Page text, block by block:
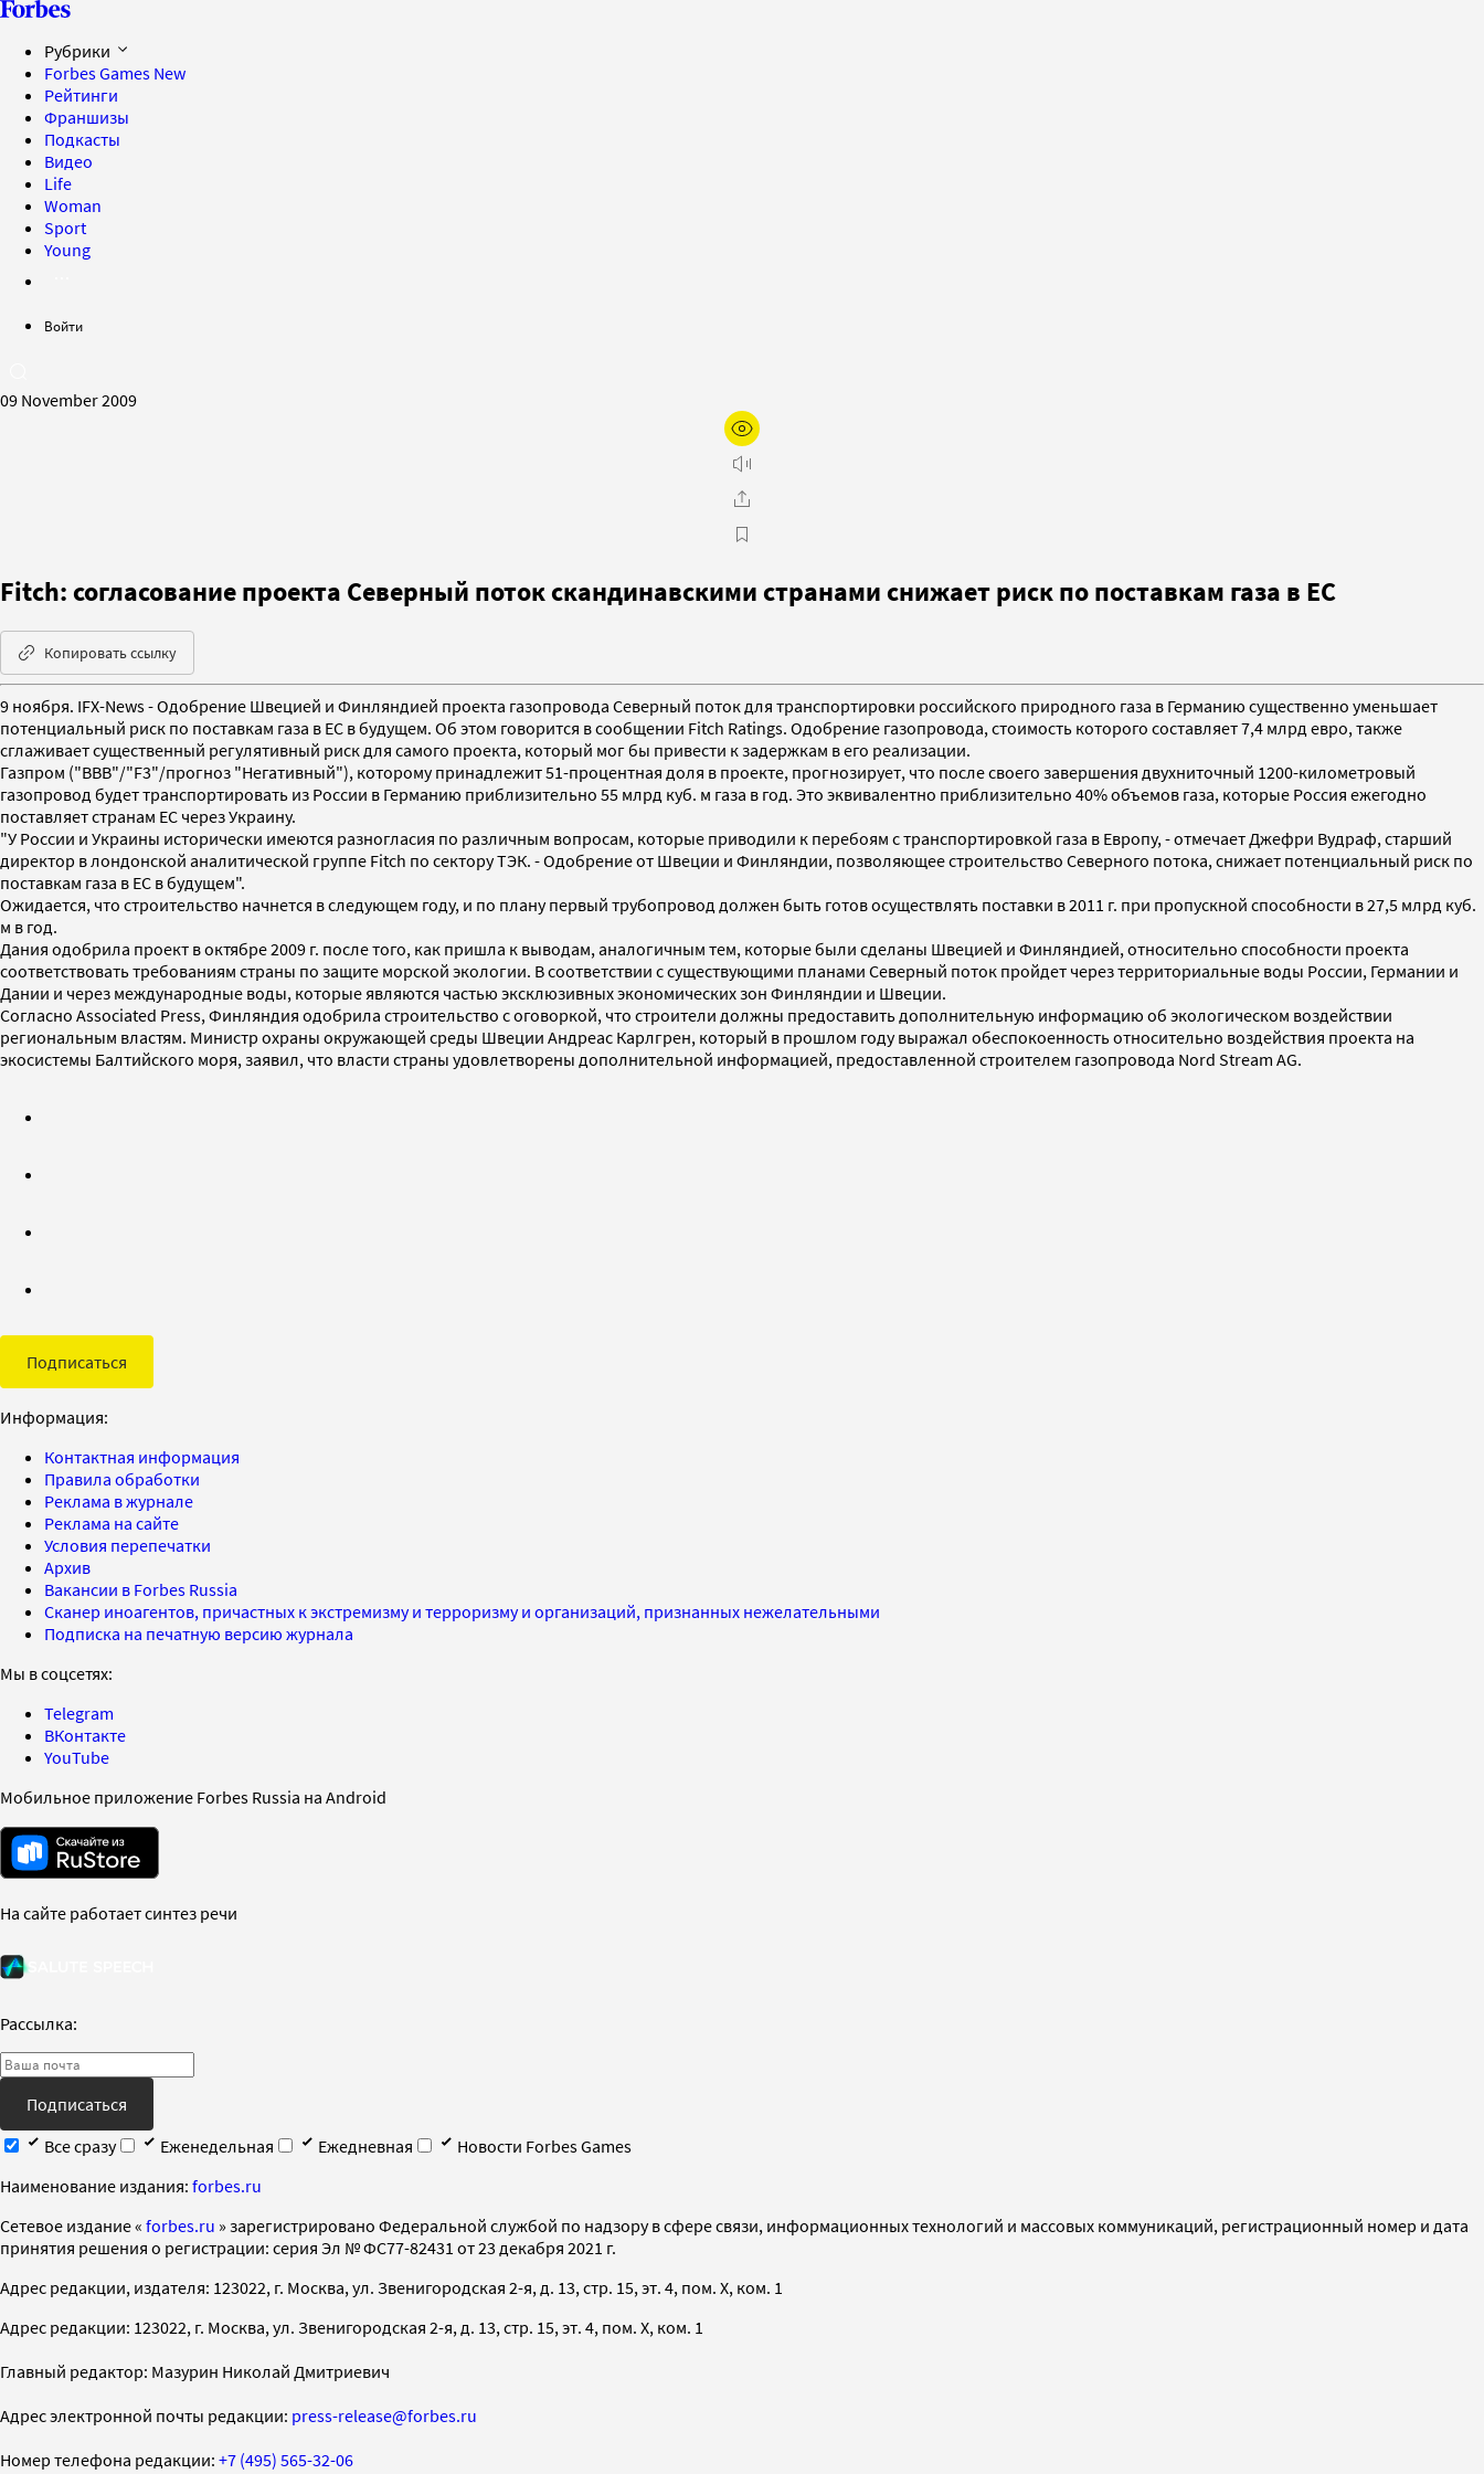
Рубрики
Forbes Games New
Рейтинги
Франшизы
Подкасты
Видео
Life
Woman
Sport
Young
Войти
09 November 2009
Fitch: согласование проекта Северный поток скандинавскими странами снижает риск по поставкам газа в ЕС
Копировать ссылку
9 ноября. IFX-News - Одобрение Швецией и Финляндией проекта газопровода Северный поток для транспортировки российского природного газа в Германию существенно уменьшает
потенциальный риск по поставкам газа в ЕС в будущем. Об этом говорится в сообщении Fitch Ratings. Одобрение газопровода, стоимость которого составляет 7,4 млрд евро, также
сглаживает существенный регулятивный риск для самого проекта, который мог бы привести к задержкам в его реализации.
Газпром ("BBB"/"F3"/прогноз "Негативный"), которому принадлежит 51-процентная доля в проекте, прогнозирует, что после своего завершения двухниточный 1200-километровый
газопровод будет транспортировать из России в Германию приблизительно 55 млрд куб. м газа в год. Это эквивалентно приблизительно 40% объемов газа, которые Россия ежегодно
поставляет странам ЕС через Украину.
"У России и Украины исторически имеются разногласия по различным вопросам, которые приводили к перебоям с транспортировкой газа в Европу, - отмечает Джефри Вудраф, старший
директор в лондонской аналитической группе Fitch по сектору ТЭК. - Одобрение от Швеции и Финляндии, позволяющее строительство Северного потока, снижает потенциальный риск по
поставкам газа в ЕС в будущем".
Ожидается, что строительство начнется в следующем году, и по плану первый трубопровод должен быть готов осуществлять поставки в 2011 г. при пропускной способности в 27,5 млрд куб.
м в год.
Дания одобрила проект в октябре 2009 г. после того, как пришла к выводам, аналогичным тем, которые были сделаны Швецией и Финляндией, относительно способности проекта
соответствовать требованиям страны по защите морской экологии. В соответствии с существующими планами Северный поток пройдет через территориальные воды России, Германии и
Дании и через международные воды, которые являются частью эксклюзивных экономических зон Финляндии и Швеции.
Согласно Associated Press, Финляндия одобрила строительство с оговоркой, что строители должны предоставить дополнительную информацию об экологическом воздействии
региональным властям. Министр охраны окружающей среды Швеции Андреас Карлгрен, который в прошлом году выражал обеспокоенность относительно воздействия проекта на
экосистемы Балтийского моря, заявил, что власти страны удовлетворены дополнительной информацией, предоставленной строителем газопровода Nord Stream AG.
Подписаться
Информация:
Контактная информация
Правила обработки
Реклама в журнале
Реклама на сайте
Условия перепечатки
Архив
Вакансии в Forbes Russia
Сканер иноагентов, причастных к экстремизму и терроризму и организаций, признанных нежелательными
Подписка на печатную версию журнала
Мы в соцсетях:
Telegram
ВКонтакте
YouTube
Мобильное приложение Forbes Russia на Android
На сайте работает синтез речи
Рассылка:
Подписаться
Все сразу
Еженедельная Ежедневная
Новости Forbes Games
Наименование издания: forbes.ru
Cетевое издание « forbes.ru » зарегистрировано Федеральной службой по надзору в сфере связи, информационных технологий и массовых коммуникаций, регистрационный номер и дата
принятия решения о регистрации: серия Эл № ФС77-82431 от 23 декабря 2021 г.
Адрес редакции, издателя: 123022, г. Москва, ул. Звенигородская 2-я, д. 13, стр. 15, эт. 4, пом. X, ком. 1
Адрес редакции: 123022, г. Москва, ул. Звенигородская 2-я, д. 13, стр. 15, эт. 4, пом. X, ком. 1
Главный редактор: Мазурин Николай Дмитриевич
Адрес электронной почты редакции: press-release@forbes.ru
Номер телефона редакции: +7 (495) 565-32-06